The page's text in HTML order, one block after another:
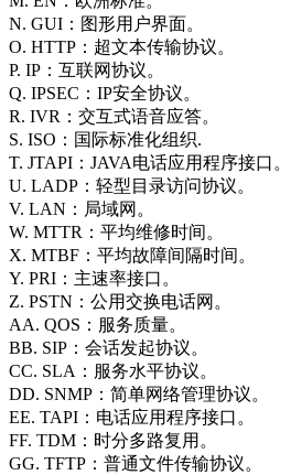
N. GUI：图形用户界面。
O. HTTP：超文本传输协议。
P. IP：互联网协议。
Q. IPSEC：IP安全协议。
R. IVR：交互式语音应答。
S. ISO：国际标准化组织.
T. JTAPI：JAVA电话应用程序接口。
U. LADP：轻型目录访问协议。
V. LAN：局域网。
W. MTTR：平均维修时间。
X. MTBF：平均故障间隔时间。
Y. PRI：主速率接口。
Z. PSTN：公用交换电话网。
AA. QOS：服务质量。
BB. SIP：会话发起协议。
CC. SLA：服务水平协议。
DD. SNMP：简单网络管理协议。
EE. TAPI：电话应用程序接口。
FF. TDM：时分多路复用。
GG. TFTP：普通文件传输协议。